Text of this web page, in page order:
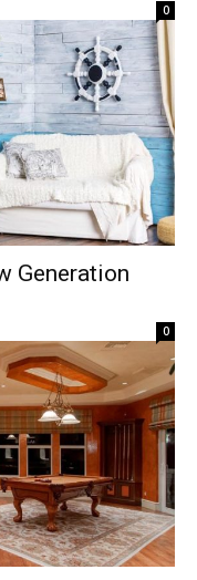
0
Generation
0